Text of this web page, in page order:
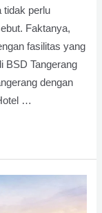
tidak perlu
Faktanya,
fasilitas yang
BSD Tangerang
dengan
…